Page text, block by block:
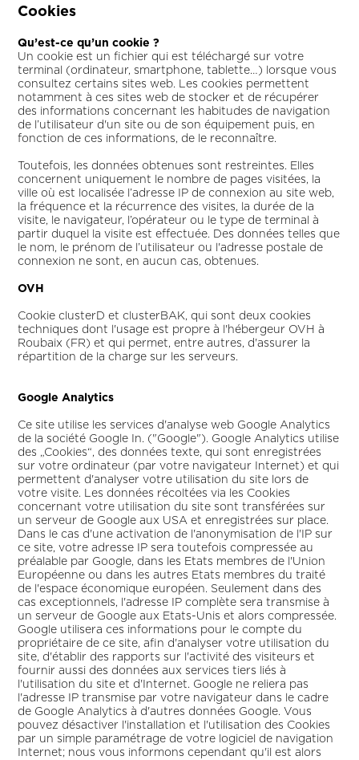
Cookies
Qu’est-ce qu’un cookie ?
Un cookie est un fichier qui est téléchargé sur votre
terminal (ordinateur, smartphone, tablette…) lorsque vous
consultez certains sites web. Les cookies permettent
notamment à ces sites web de stocker et de récupérer
des informations concernant les habitudes de navigation
de l’utilisateur d'un site ou de son équipement puis, en
fonction de ces informations, de le reconnaître.
Toutefois, les données obtenues sont restreintes. Elles
concernent uniquement le nombre de pages visitées, la
ville où est localisée l’adresse IP de connexion au site web,
la fréquence et la récurrence des visites, la durée de la
visite, le navigateur, l’opérateur ou le type de terminal à
partir duquel la visite est effectuée. Des données telles que
le nom, le prénom de l’utilisateur ou l'adresse postale de
connexion ne sont, en aucun cas, obtenues.
OVH
Cookie clusterD et clusterBAK, qui sont deux cookies
techniques dont l'usage est propre à l'hébergeur OVH à
Roubaix (FR) et qui permet, entre autres, d'assurer la
répartition de la charge sur les serveurs.
Google Analytics
Ce site utilise les services d'analyse web Google Analytics
de la société Google In. ("Google"). Google Analytics utilise
des „Cookies“, des données texte, qui sont enregistrées
sur votre ordinateur (par votre navigateur Internet) et qui
permettent d'analyser votre utilisation du site lors de
votre visite. Les données récoltées via les Cookies
concernant votre utilisation du site sont transférées sur
un serveur de Google aux USA et enregistrées sur place.
Dans le cas d'une activation de l'anonymisation de l'IP sur
ce site, votre adresse IP sera toutefois compressée au
préalable par Google, dans les Etats membres de l'Union
Européenne ou dans les autres Etats membres du traité
de l'espace économique européen. Seulement dans des
cas exceptionnels, l'adresse IP complète sera transmise à
un serveur de Google aux Etats-Unis et alors compressée.
Google utilisera ces informations pour le compte du
propriétaire de ce site, afin d'analyser votre utilisation du
site, d'établir des rapports sur l'activité des visiteurs et
fournir aussi des données aux services tiers liés à
l'utilisation du site et d'Internet. Google ne reliera pas
l'adresse IP transmise par votre navigateur dans le cadre
de Google Analytics à d'autres données Google. Vous
pouvez désactiver l'installation et l'utilisation des Cookies
par un simple paramétrage de votre logiciel de navigation
Internet; nous vous informons cependant qu'il est alors